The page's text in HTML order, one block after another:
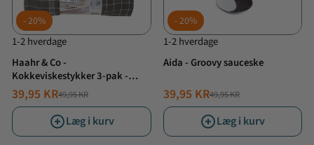
20%
1-2 hverdage
Haahr & Co -
Kokkeviskestykker 3-pak -
Mørke Grå
NORMALPRIS
49,95 KR
TILBUDSPRIS
39,95 KR
Læg i kurv
20%
1-2 hverdage
Aida - Groovy sauceske
NORMALPRIS
49,95 KR
TILBUDSPRIS
39,95 KR
Læg i kurv